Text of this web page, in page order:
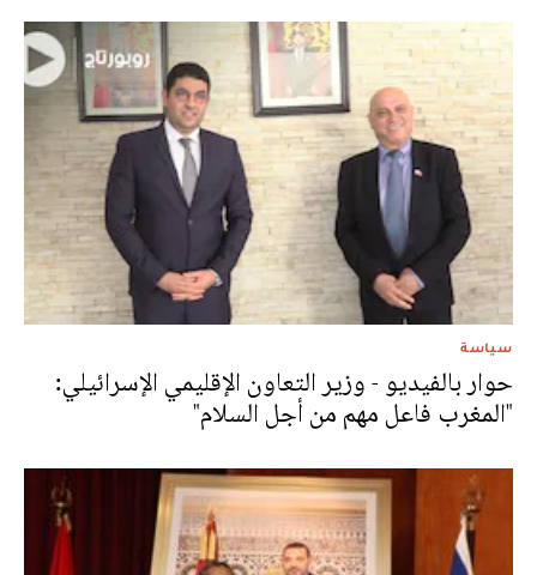
سياسة
حوار بالفيديو - وزير التعاون الإقليمي الإسرائيلي:
"المغرب فاعل مهم من أجل السلام"